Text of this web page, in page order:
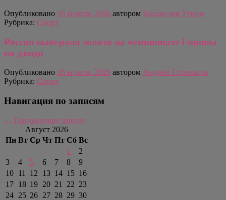
Опубликовано 16 апреля, 2026 автором Владислав Уткин
Рубрика: Спорт
Россия выиграла золото на чемпионате Европы
по дзюдо
Опубликовано 16 апреля, 2026 автором Андрей Стрельцов
Рубрика: Спорт
Навигация по записям
← Предыдущие записи
Август 2026
Пн Вт Ср Чт Пт Сб Вс
1
2
3
4 5 6 7 8
9
10 11 12 13 14 15 16
17 18 19 20 21 22 23
24 25 26 27 28 29 30